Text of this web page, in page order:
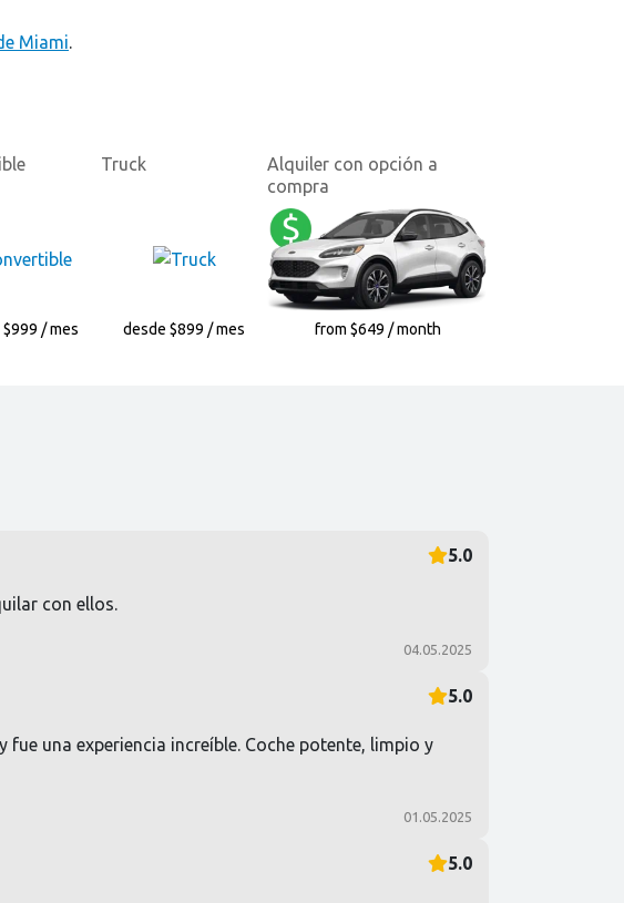
Miami.
/ mes
Truck
desde $899 / mes
Alquiler con opción a
compra
from $649 / month
5.0
con ellos.
04.05.2025
5.0
una experiencia increíble. Coche potente, limpio y
01.05.2025
5.0